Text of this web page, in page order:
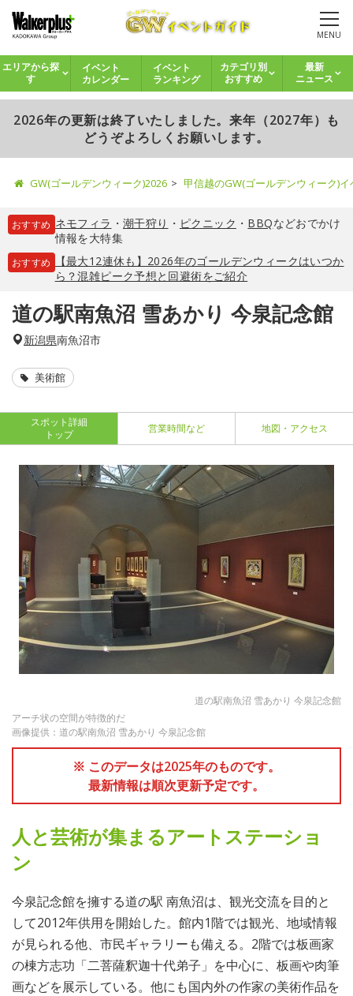
MENU
エリアから探
す
イベント
カレンダー
イベント
ランキング
カテゴリ別
おすすめ
最新
ニュース
2026年の更新は終了いたしました。来年（2027年）も
どうぞよろしくお願いします。
GW(ゴールデンウィーク)2026 甲信越のGW(ゴールデンウィーク)
おすすめ ネモフィラ ・ 潮干狩り ・ ピクニック ・ BBQなどおでかけ
情報を大特集
おすすめ
【最大12連休も】2026年のゴールデンウィークはいつか
ら？混雑ピーク予想と回避術をご紹介
道の駅南魚沼 雪あかり 今泉記念館
新潟県南魚沼市
美術館
スポット詳細
トップ
営業時間など 地図・アクセス
道の駅南魚沼 雪あかり 今泉記念館
アーチ状の空間が特徴的だ
画像提供：道の駅南魚沼 雪あかり 今泉記念館
※ このデータは2025年のものです。
最新情報は順次更新予定です。
人と芸術が集まるアートステーショ
ン
今泉記念館を擁する道の駅 南魚沼は、観光交流を目的と
して2012年供用を開始した。館内1階では観光、地域情報
が見られる他、市民ギャラリーも備える。2階では板画家
の棟方志功「二菩薩釈迦十代弟子」を中心に、板画や肉筆
画などを展示している。他にも国内外の作家の美術作品を